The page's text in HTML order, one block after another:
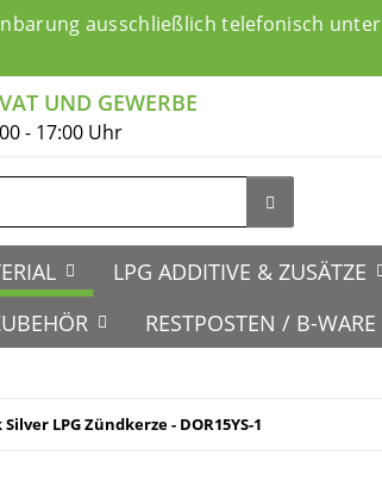
ausschließlich telefonisch unter
UND GEWERBE
- 17:00 Uhr
LPG ADDITIVE & ZUSÄTZE
RESTPOSTEN / B-WARE
LPG Zündkerze - DOR15YS-1